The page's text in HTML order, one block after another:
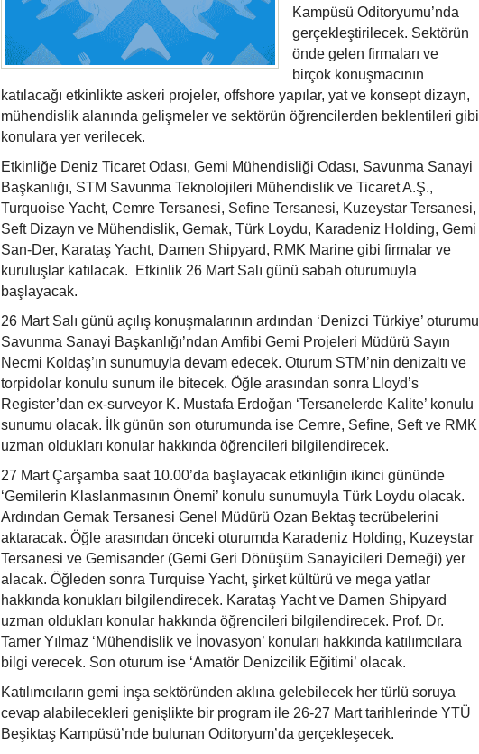
Kampüsü Oditoryumu’nda
gerçekleştirilecek. Sektörün
önde gelen firmaları ve
birçok konuşmacının
katılacağı etkinlikte askeri projeler, offshore yapılar, yat ve konsept dizayn,
mühendislik alanında gelişmeler ve sektörün öğrencilerden beklentileri gibi
konulara yer verilecek.
Etkinliğe Deniz Ticaret Odası, Gemi Mühendisliği Odası, Savunma Sanayi
Başkanlığı, STM Savunma Teknolojileri Mühendislik ve Ticaret A.Ş.,
Turquoise Yacht, Cemre Tersanesi, Sefine Tersanesi, Kuzeystar Tersanesi,
Seft Dizayn ve Mühendislik, Gemak, Türk Loydu, Karadeniz Holding, Gemi
San-Der, Karataş Yacht, Damen Shipyard, RMK Marine gibi firmalar ve
kuruluşlar katılacak. Etkinlik 26 Mart Salı günü sabah oturumuyla
başlayacak.
26 Mart Salı günü açılış konuşmalarının ardından ‘Denizci Türkiye’ oturumu
Savunma Sanayi Başkanlığı’ndan Amfibi Gemi Projeleri Müdürü Sayın
Necmi Koldaş’ın sunumuyla devam edecek. Oturum STM’nin denizaltı ve
torpidolar konulu sunum ile bitecek. Öğle arasından sonra Lloyd’s
Register’dan ex-surveyor K. Mustafa Erdoğan ‘Tersanelerde Kalite’ konulu
sunumu olacak. İlk günün son oturumunda ise Cemre, Sefine, Seft ve RMK
uzman oldukları konular hakkında öğrencileri bilgilendirecek.
27 Mart Çarşamba saat 10.00’da başlayacak etkinliğin ikinci gününde
‘Gemilerin Klaslanmasının Önemi’ konulu sunumuyla Türk Loydu olacak.
Ardından Gemak Tersanesi Genel Müdürü Ozan Bektaş tecrübelerini
aktaracak. Öğle arasından önceki oturumda Karadeniz Holding, Kuzeystar
Tersanesi ve Gemisander (Gemi Geri Dönüşüm Sanayicileri Derneği) yer
alacak. Öğleden sonra Turquise Yacht, şirket kültürü ve mega yatlar
hakkında konukları bilgilendirecek. Karataş Yacht ve Damen Shipyard
uzman oldukları konular hakkında öğrencileri bilgilendirecek. Prof. Dr.
Tamer Yılmaz ‘Mühendislik ve İnovasyon’ konuları hakkında katılımcılara
bilgi verecek. Son oturum ise ‘Amatör Denizcilik Eğitimi’ olacak.
Katılımcıların gemi inşa sektöründen aklına gelebilecek her türlü soruya
cevap alabilecekleri genişlikte bir program ile 26-27 Mart tarihlerinde YTÜ
Beşiktaş Kampüsü’nde bulunan Oditoryum’da gerçekleşecek.